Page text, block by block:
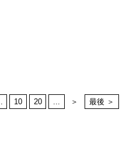
10 20 ... ＞ 最後 ＞